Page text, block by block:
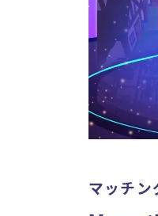
マッチン